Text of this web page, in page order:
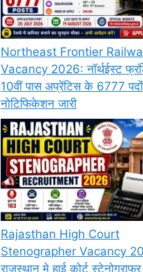
Northeast Frontier
Vacancy 2026: नॉर्थईस्ट
10वीं पास अप्रेंटिस के 6777 पदों
नोटिफिकेशन जारी
Rajasthan High Court
Stenographer Vacancy
राजस्थान मे हाई कोर्ट